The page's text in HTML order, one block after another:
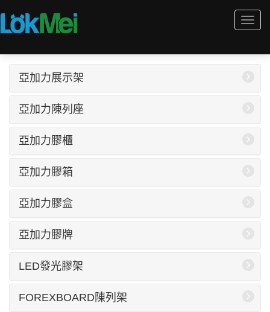
亞加力展示架
亞加力陳列座
亞加力膠櫃
亞加力膠箱
亞加力膠盒
亞加力膠牌
LED發光膠架
FOREXBOARD陳列架